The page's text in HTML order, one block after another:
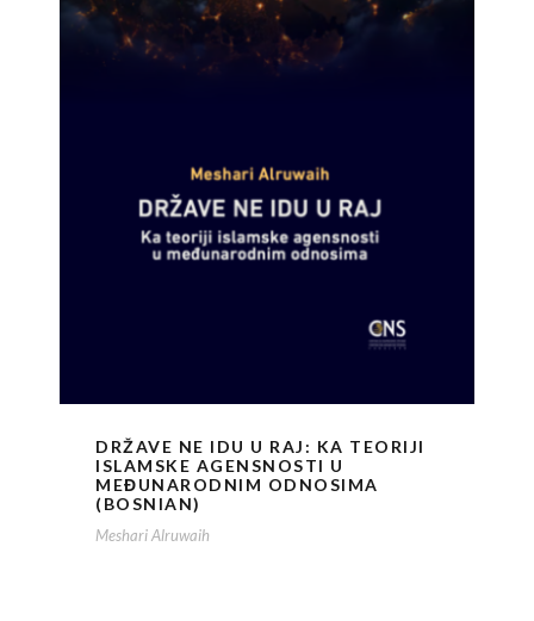
DRŽAVE NE IDU U RAJ: KA TEORIJI
ISLAMSKE AGENSNOSTI U
MEĐUNARODNIM ODNOSIMA
(BOSNIAN)
Meshari Alruwaih